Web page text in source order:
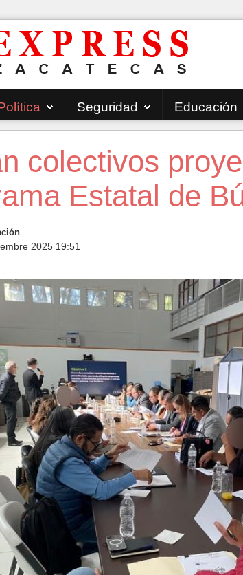
Seguridad Educación
colectivos
Estatal de
2025 19:51